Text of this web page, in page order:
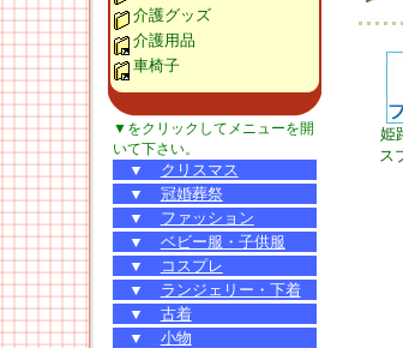
介護グッズ
介護用品
車椅子
▼をクリックしてメニューを開
いて下さい。
▼
クリスマス
▼
冠婚葬祭
▼
ファッション
▼
ベビー服・子供服
▼
コスプレ
▼
ランジェリー・下着
▼
古着
▼
小物
姫
ス